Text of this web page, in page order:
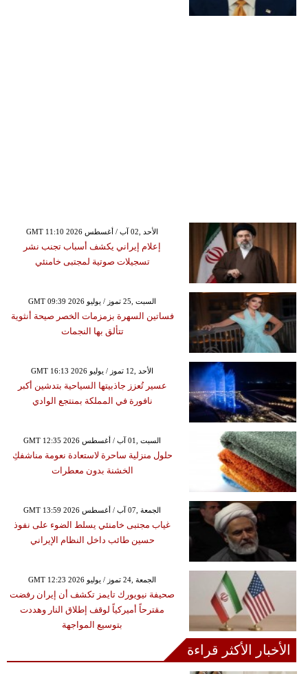
GMT 11:10 2026 الأحد ,02 آب / أغسطس
إعلام إيراني يكشف أسباب تجنب نشر
تسجيلات صوتية لمجتبى خامنئي
GMT 09:39 2026 السبت ,25 تموز / يوليو
فساتين السهرة بزمزمات الخصر صيحة أنثوية
تتألق بها النجمات
GMT 16:13 2026 الأحد ,12 تموز / يوليو
عسير تُعزز جاذبيتها السياحية بتدشين أكبر
نافورة في المملكة بمنتجع الوادي
GMT 12:35 2026 السبت ,01 آب / أغسطس
حلول منزلية ساحرة لاستعادة نعومة مناشفكِ
الخشنة بدون معطرات
GMT 13:59 2026 الجمعة ,07 آب / أغسطس
غياب مجتبى خامنئي يسلط الضوء على نفوذ
حسين طائب داخل النظام الإيراني
GMT 12:23 2026 الجمعة ,24 تموز / يوليو
صحيفة نيويورك تايمز تكشف أن إيران رفضت
مقترحاً أميركياً لوقف إطلاق النار وهددت
بتوسيع المواجهة
الأخبار الأكثر قراءة